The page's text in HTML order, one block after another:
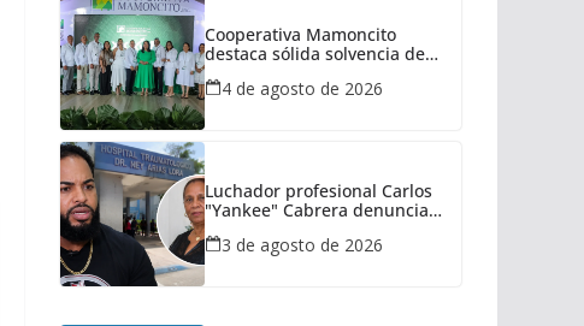
Cooperativa Mamoncito
destaca sólida solvencia de
Asamblea General de
4 de agosto de 2026
Luchador profesional Carlos
"Yankee" Cabrera denuncia
tras la muerte de su madre
3 de agosto de 2026